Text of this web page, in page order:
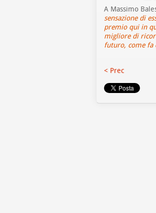
A Massimo
sensazione di
premio qui in
migliore di
futuro, come fa
< Prec